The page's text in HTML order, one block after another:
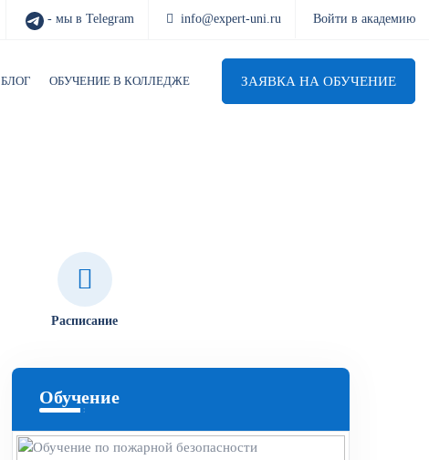
- мы в Telegram info@expert-uni.ru Войти в академию
БЛОГ ОБУЧЕНИЕ В КОЛЛЕДЖЕ ЗАЯВКА НА ОБУЧЕНИЕ
Расписание
Обучение